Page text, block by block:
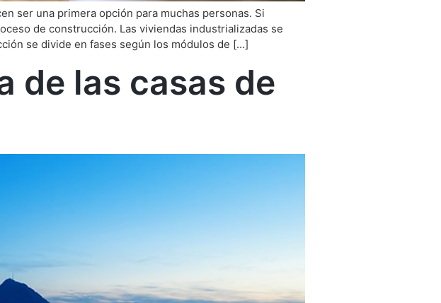
ser una primera opción para muchas personas. Si
de construcción. Las viviendas industrializadas se
se divide en fases según los módulos de […]
de las casas de